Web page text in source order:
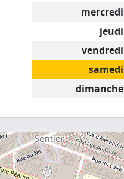
mercredi
jeudi
vendredi
samedi
dimanche